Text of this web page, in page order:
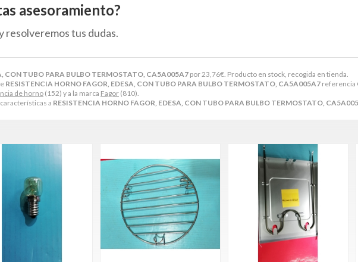
CON TUBO PARA BULBO TERMOSTATO, CA5A005A7 por 23,76€ . Producto en stock, recogida en tienda.
RESISTENCIA HORNO FAGOR, EDESA, CON TUBO PARA BULBO TERMOSTATO, CA5A005A7 referencia
de horno (152) y a la marca Fagor (810).
a RESISTENCIA HORNO FAGOR, EDESA, CON TUBO PARA BULBO TERMOSTATO,
asesoramiento?
resolveremos tus dudas.